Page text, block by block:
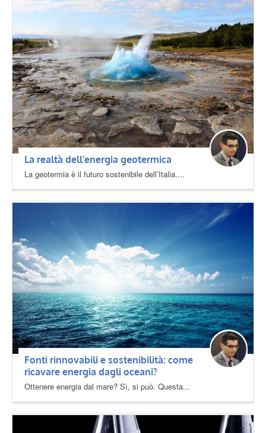
La realtà dell’energia geotermica
La geotermia è il futuro sostenibile dell’Italia....
Fonti rinnovabili e sostenibilità: come
ricavare energia dagli oceani?
Ottenere energia dal mare? Sì, si può. Questa...